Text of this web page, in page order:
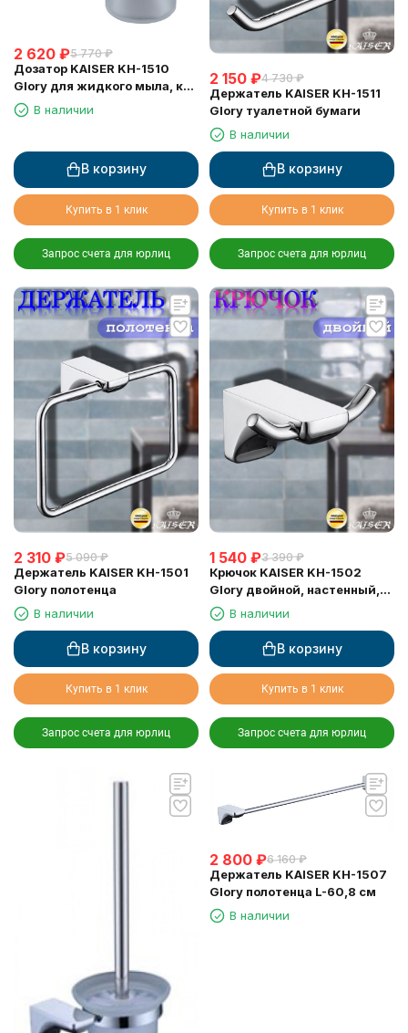
2 620 ₽5 770 ₽
Дозатор KAISER KH-1510
Glory для жидкого мыла, к
стенеВ наличии
В корзину
Купить в 1 клик
Запрос счета для юрлиц
2 150 ₽4 730 ₽
Держатель KAISER KH-1511
Glory туалетной бумаги
В наличии
В корзину
Купить в 1 клик
Запрос счета для юрлиц
2 310 ₽5 090 ₽
Держатель KAISER KH-1501
Glory полотенца
В наличии
В корзину
Купить в 1 клик
Запрос счета для юрлиц
1 540 ₽3 390 ₽
Крючок KAISER KH-1502
Glory двойной, настенный,
хромВ наличии
В корзину
Купить в 1 клик
Запрос счета для юрлиц
2 800 ₽6 160 ₽
Держатель KAISER KH-1507
Glory полотенца L-60,8 см
В наличии